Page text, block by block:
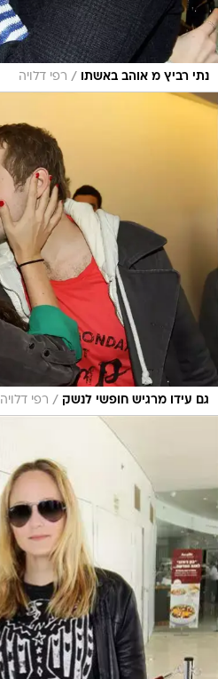
נתי רביץ מ אוהב באשתו / רפי דלויה
גם עידו מרגיש חופשי לנשק / רפי דלויה